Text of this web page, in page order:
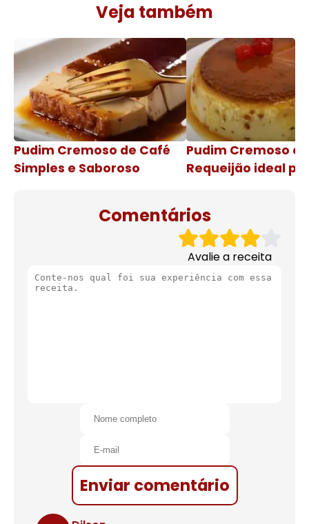
Veja também
Pudim Cremoso de Café
Simples e Saboroso
Pudim Cremoso
Requeijão ideal
Comentários
Avalie a receita
Enviar comentário